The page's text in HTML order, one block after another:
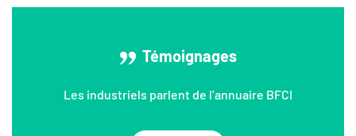
Témoignages
Les industriels parlent de l’annuaire BFCI